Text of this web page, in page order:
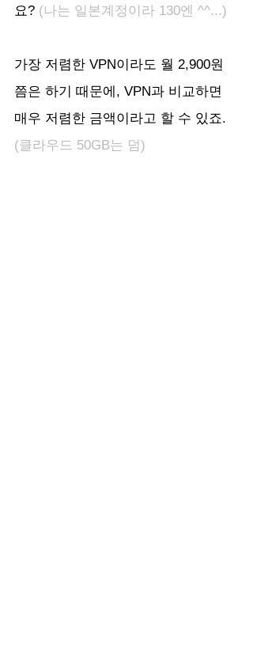
요? (나는 일본계정이라 130엔 ^^...)
가장 저렴한 VPN이라도 월 2,900원
쯤은 하기 때문에, VPN과 비교하면
매우 저렴한 금액이라고 할 수 있죠.
(클라우드 50GB는 덤)